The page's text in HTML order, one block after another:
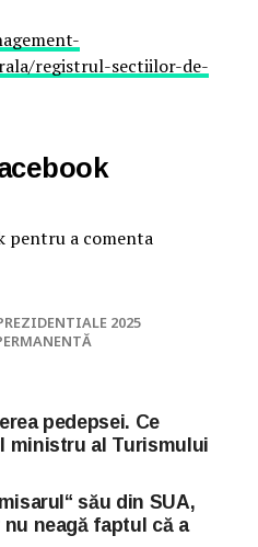
registrul-sectiilor-de-
pentru a comenta
2025
pedepsei. Ce
ministru al Turismului
său din SUA,
nu neagă faptul că a